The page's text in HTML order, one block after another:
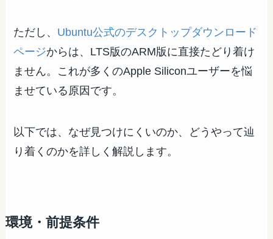
ただし、 Ubuntu公式のデスクトップダウンロード
ページからは、LTS版のARM版に直接たどり着け
ません。これが多くのApple Siliconユーザーを悩
ませている原因です。
以下では、なぜ見つけにくいのか、どうやって辿
り着くのかを詳しく解説します。
環境・前提条件